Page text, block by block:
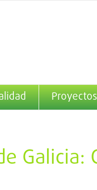
Proyectos
Galicia: